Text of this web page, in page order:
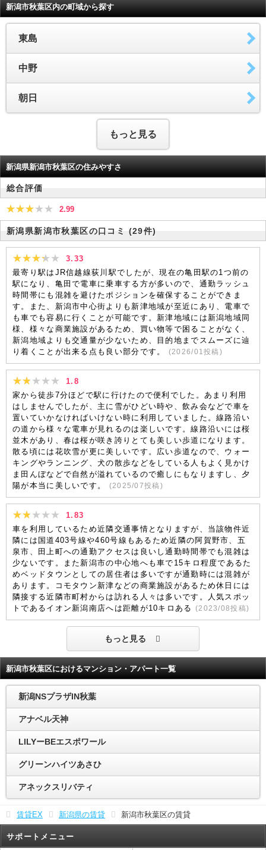
新潟市秋葉区内の町域から探す
東島
中野
朝日
もっと見る
新潟県新潟市秋葉区の住みやすさ
総合評価
2.99
新潟県新潟市秋葉区の口コミ (29件)
3.33
最寄り駅はJR信越線荻川駅でしたが、現在の亀田駅の1つ前の
駅になり、亀田で電車に乗車する方が多いので、通勤ラッシュ
時間帯にも混雑を避けたポジションを確保することができま
す。また、新潟市中心街よりも新津地域が至近にあり、電車で
も車でも容易に行くことが可能です。新津地域には新潟地域同
様、様々な商業施設があるため、買い物等で困ることがなく、
新潟地域よりも交通量が少ないため、目的地までスムーズに辿
り着くことが出来る点も良い部分です。
(2026/01投稿)
1.8
家から徒歩7分ほどで駅に行けたので便利でした。あまり利用
はしませんでしたが、主に雪がひどい時や、飲み会などで車を
置いていかなければいけない時に利用していました。線路沿い
の道から様々な電車が見れるのは楽しいです。線路沿いには桜
並木があり、春は桜が咲き誇りとても美しい歩道になります。
散る頃には花吹雪が更に美しいです。広い歩道なので、ウォー
キングやランニング、犬の散歩などをしている人もよく見かけ
ま田んぼなどで自然が溢れているので癒しにもなりますし、夕
陽が本当に美しいです。
(2025/07投稿)
1.83
車を利用しているため近隣交通事情となりますが、当該物件近
隣には国道403号線や460号線もあるため近隣の阿賀野市、五
泉市、田上町への通勤アクセスは良いし通勤時間帯でも混雑は
少ないです。また新潟市の中心地へも車で15キロ程度であるた
めベッドタウンとしての居住者は多いですが通勤時には混雑が
あります。コモタウン新津などの商業施設があるため休日には
隣接する近隣市町村からは訪れる人々は多いです。人気スポッ
トであるイオン新潟南店へは距離が10キロある (2023/08投稿)
もっと見る
新潟市秋葉区におけるマンション・アパート一覧
新潟NSプラザIN秋葉
アナベル天神
LILYーBEエスポワール
グリーンハイツあさひ
アネックスリバティ
賃貸EX 新潟県の賃貸 新潟市秋葉区の賃貸
サポートメニュー